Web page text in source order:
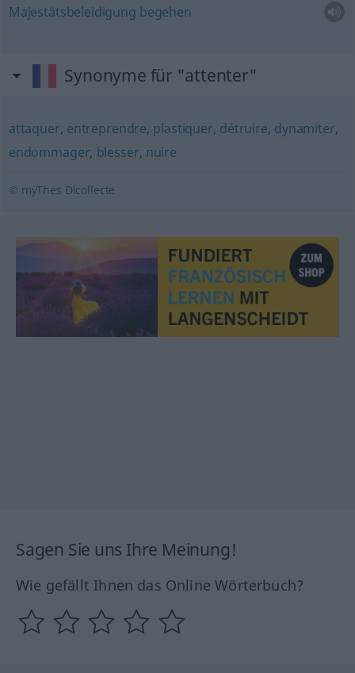
Majestätsbeleidigung begehen
Synonyme für "attenter"
attaquer, entreprendre, plastiquer, détruire, dynamiter,
endommager, blesser, nuire
© myThes Dicollecte
Sagen Sie uns Ihre Meinung!
Wie gefällt Ihnen das Online Wörterbuch?